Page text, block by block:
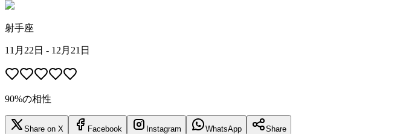
射手座
11月22日 - 12月21日
90%の相性
Share on X Facebook Instagram WhatsApp Share